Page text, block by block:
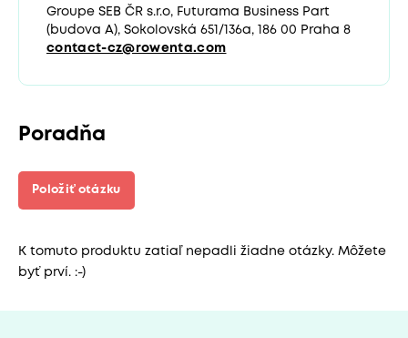
Groupe SEB ČR s.r.o, Futurama Business Part
(budova A), Sokolovská 651/136a, 186 00 Praha 8
contact-cz@rowenta.com
Poradňa
Položiť otázku
K tomuto produktu zatiaľ nepadli žiadne otázky. Môžete
byť prví. :-)